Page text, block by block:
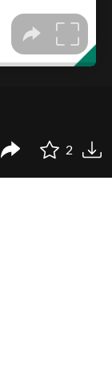
2